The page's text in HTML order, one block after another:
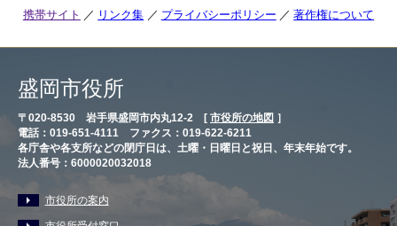
携帯サイト リンク集 プライバシーポリシー 著作権について
盛岡市役所
〒020-8530 岩手県盛岡市内丸12-2 [ 市役所の地図 ］
電話：019-651-4111 ファクス：019-622-6211
各庁舎や各支所などの閉庁日は、土曜・日曜日と祝日、年末年始です。
法人番号：6000020032018
市役所の案内